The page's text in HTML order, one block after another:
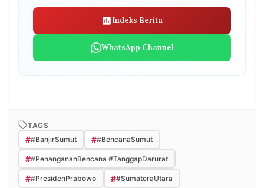
Indeks Berita
WhatsApp Channel
TAGS
##BanjirSumut ##BencanaSumut
##PenangananBencana #TanggapDarurat
##PresidenPrabowo ##SumateraUtara